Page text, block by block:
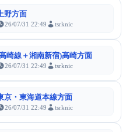
上野方面
26/07/31 22:49 tsrknic
崎線＋湘南新宿)高崎方面
26/07/31 22:49 tsrknic
京・東海道本線方面
26/07/31 22:49 tsrknic